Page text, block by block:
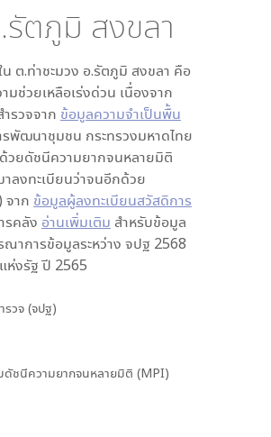
รัตภูมิ สงขลา
ต.ท่าชะมวง อ.รัตภูมิ สงขลา คือ
ช่วยเหลือเร่งด่วน เนื่องจาก
รวจจาก ข้อมูลความจำเป็นพื้น
พัฒนาชุมชน กระทรวงมหาดไทย
ด้วยดัชนีความยากจนหลายมิติ
าลงทะเบียนว่าจนอีกด้วย
จาก ข้อมูลผู้ลงทะเบียนสวัสดิการ
รคลัง อ่านเพิ่มเติม สำหรับข้อมูล
าการข้อมูลระหว่าง จปฐ 2568
ห่งรัฐ ปี 2565
รวจ (จปฐ)
ดัชนีความยากจนหลายมิติ (MPI)